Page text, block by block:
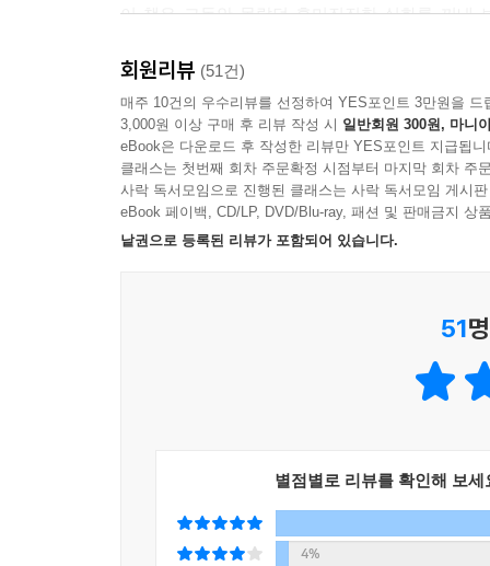
이 책은 그동안 몰랐던 흥미진진한 실화를 꺼내
생태계를 살리려는 시도를 활발히 하고 있다. 저
25년 동안 바다 위에서 수많은 비행기를 오르내리
마이티 오를 필요로 했는지, 바다 아래 가라앉기
그러다 마지막에 이르러 독자들은 다양한 바다
모습을 잘 담을 수 있도록 가로로 긴 판형에 담은
인간이 지구를 어떻게 파괴하고 있는지를 보여
지구 온난화로 수온이 올라가고 바닷물이 오염
회원리뷰 (51건)
매주 10건의 우수리뷰를 선정하여 YES포인트 3만원을 드
3,000원 이상 구매 후 리뷰 작성 시 일반회원 300원, 마니
eBook은 다운로드 후 작성한 리뷰만 YES포인트 지급됩니
클래스는 첫번째 회차 주문확정 시점부터 마지막 회차 주
사락 독서모임으로 진행된 클래스는 사락 독서모임 게시
eBook 페이백, CD/LP, DVD/Blu-ray, 패션 및 판매금지 상
낱권으로 등록된 리뷰가 포함되어 있습니다.
51
별점별로 리뷰를 확인해 보세
4%